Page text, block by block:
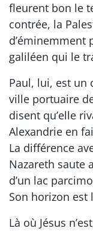
fleurent bon le
contrée, la
d’éminemment
galiléen qui le
Paul, lui, est un
ville portuaire
disent qu’elle
Alexandrie en
La différence
Nazareth saute
d’un lac
Son horizon est
Là où Jésus